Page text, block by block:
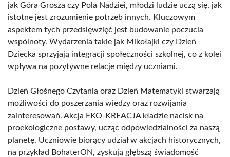
jak Góra Grosza czy Pola Nadziei, młodzi ludzie uczą się, jak
istotne jest zrozumienie potrzeb innych. Kluczowym
aspektem tych przedsięwzięć jest budowanie poczucia
wspólnoty. Wydarzenia takie jak Mikołajki czy Dzień
Dziecka sprzyjają integracji społeczności szkolnej, co z kolei
wpływa na pozytywne relacje między uczniami.
Dzień Głośnego Czytania oraz Dzień Matematyki stwarzają
możliwości do poszerzania wiedzy oraz rozwijania
zainteresowań. Akcja EKO-KREACJA kładzie nacisk na
proekologiczne postawy, ucząc odpowiedzialności za naszą
planetę. Uczniowie biorący udział w akcjach historycznych,
na przykład BohaterON, zyskują głębszą świadomość